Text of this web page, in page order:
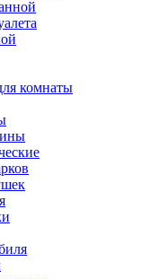
комнаты